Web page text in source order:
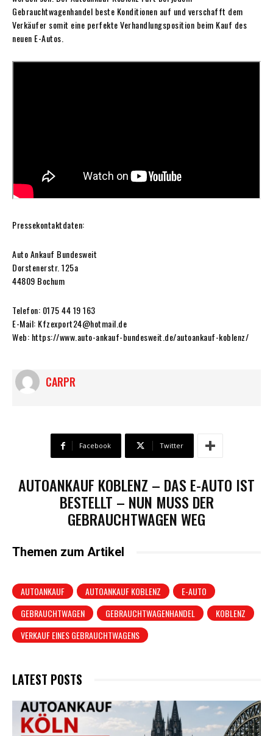
Gebrauchtwagenhandel beste Konditionen auf und verschafft dem
Verkäufer somit eine perfekte Verhandlungsposition beim Kauf des
neuen E-Autos.
Pressekontaktdaten:
Auto Ankauf Bundesweit
Dorstenerstr. 125a
44809 Bochum
Telefon: 0175 44 19 163
E-Mail: Kfzexport24@hotmail.de
Web: https://www.auto-ankauf-bundesweit.de/autoankauf-koblenz/
CARPR
Facebook Twitter
AUTOANKAUF KOBLENZ – DAS E-AUTO IST
BESTELLT – NUN MUSS DER
GEBRAUCHTWAGEN WEG
Themen zum Artikel
AUTOANKAUF AUTOANKAUF KOBLENZ
E-AUTO
GEBRAUCHTWAGEN
GEBRAUCHTWAGENHANDEL
KOBLENZ
VERKAUF EINES GEBRAUCHTWAGENS
LATEST POSTS